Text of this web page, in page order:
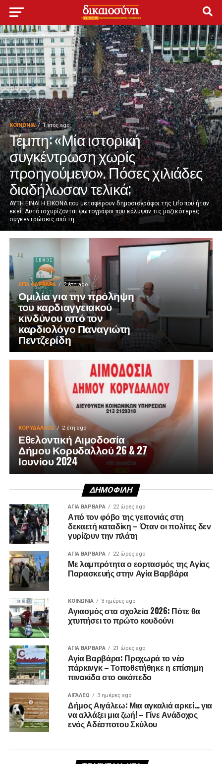
ΚΟΙΝΩΝΊΑ 1 έτος ago
Τέμπη: «Μία ιστορική
συγκέντρωση χωρίς
προηγούμενο». Πόσες χιλιάδες
διαδήλωσαν τελικά;
ΑΥΤΗ ΕΙΝΑΙ Η ΕΙΚΟΝΑ που μεταφέρουν δημοσιογράφοι της Lifo που ήταν
εκεί. Αυτό ισχυρίζονται φωτογράφοι που κάλυψαν τις μαζικότερες
συγκεντρώσεις από τη...
ΑΓΙΑ ΒΑΡΒΑΡΑ 2 έτη ago
Ομιλία για την πρόληψη
του καρδιαγγειακού
κινδύνου από τον
καρδιολόγο Παναγιώτη
Πεντζερίδη
ΚΟΡΥΔΑΛΛΟΣ 2 έτη ago
Εθελοντική Αιμοδοσία
Δήμου Κορυδαλλού 26 & 27
Ιουνίου 2024
ΔΗΜΟΦΙΛΉ
ΑΓΙΑ ΒΑΡΒΑΡΑ 22 ώρες ago
Από τον φόβο της γειτονιάς στη
δεκαετή καταδίκη – Όταν οι πολίτες δεν
γυρίζουν την πλάτη
ΑΓΙΑ ΒΑΡΒΑΡΑ 22 ώρες ago
Με λαμπρότητα ο εορτασμός της Αγίας
Παρασκευής στην Αγία Βαρβάρα
ΚΟΙΝΩΝΊΑ 3 ημέρες ago
Αγιασμός στα σχολεία 2026: Πότε θα
χτυπήσει το πρώτο κουδούνι
ΑΓΙΑ ΒΑΡΒΑΡΑ 21 ώρες ago
Αγία Βαρβάρα: Προχωρά το νέο
πάρκινγκ – Τοποθετήθηκε η επίσημη
πινακίδα στο οικόπεδο
ΑΙΓΑΛΕΩ 3 ημέρες ago
Δήμος Αιγάλεω: Μια αγκαλιά αρκεί… για
να αλλάξει μια ζωή! – Γίνε Ανάδοχος
ενός Αδέσποτου Σκύλου